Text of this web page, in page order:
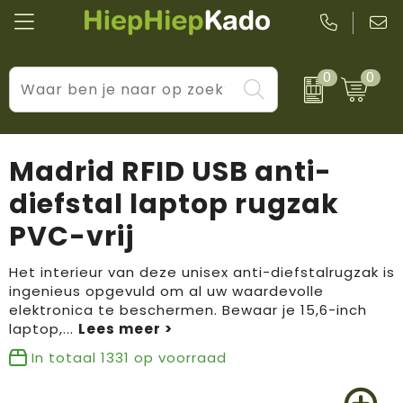
0 0
Kantoor & schrijfwaren
Wellness & verzorging
Tassen & reizen
Huis, tuin & keuken
Elektronica & gadgets
Kleding & accessoires
Levensstijl
Prijs & impact
BIC
Boska
Brandflavours
Camelbak
Janzen
JBL
Madrid RFID USB anti-
diefstal laptop rugzak
PVC-vrij
Het interieur van deze unisex anti-diefstalrugzak is
ingenieus opgevuld om al uw waardevolle
elektronica te beschermen. Bewaar je 15,6-inch
laptop,...
In totaal 1331 op voorraad